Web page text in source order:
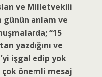
ve Milletvekili
günün anlam ve
“15
yazdığını ve
işgal edip yok
önemli mesaj